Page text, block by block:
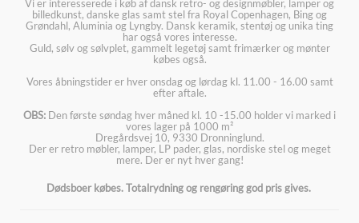
Vi er interesserede i køb af dansk retro- og designmøbler, lamper og
billedkunst, danske glas samt stel fra Royal Copenhagen, Bing og
Grøndahl, Aluminia og Lyngby. Dansk keramik, stentøj og unika ting
har også vores interesse.
Guld, sølv og sølvplet, gammelt legetøj samt frimærker og mønter
købes også.
Vores åbningstider er hver onsdag og lørdag kl. 11.00 - 16.00 samt
efter aftale.
OBS: Den første søndag hver måned kl. 10 -15.00 holder vi marked i
vores lager på 1000 m²
Dregårdsvej 10, 9330 Dronninglund.
Der er retro møbler, lamper, LP pader, glas, nordiske stel og meget
mere. Der er nyt hver gang!
Dødsboer købes. Totalrydning og rengøring god pris gives.